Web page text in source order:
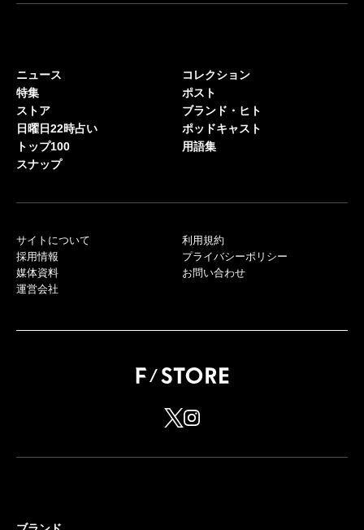
ニュース
特集
ストア
日曜日22時占い
トップ100
スナップ
コレクション
ポスト
ブランド・ヒト
ポッドキャスト
用語集
サイトについて
採用情報
媒体資料
運営会社
利用規約
プライバシーポリシー
お問い合わせ